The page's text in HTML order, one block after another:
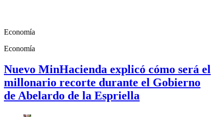
Economía
Economía
Nuevo MinHacienda explicó cómo será el
millonario recorte durante el Gobierno
de Abelardo de la Espriella